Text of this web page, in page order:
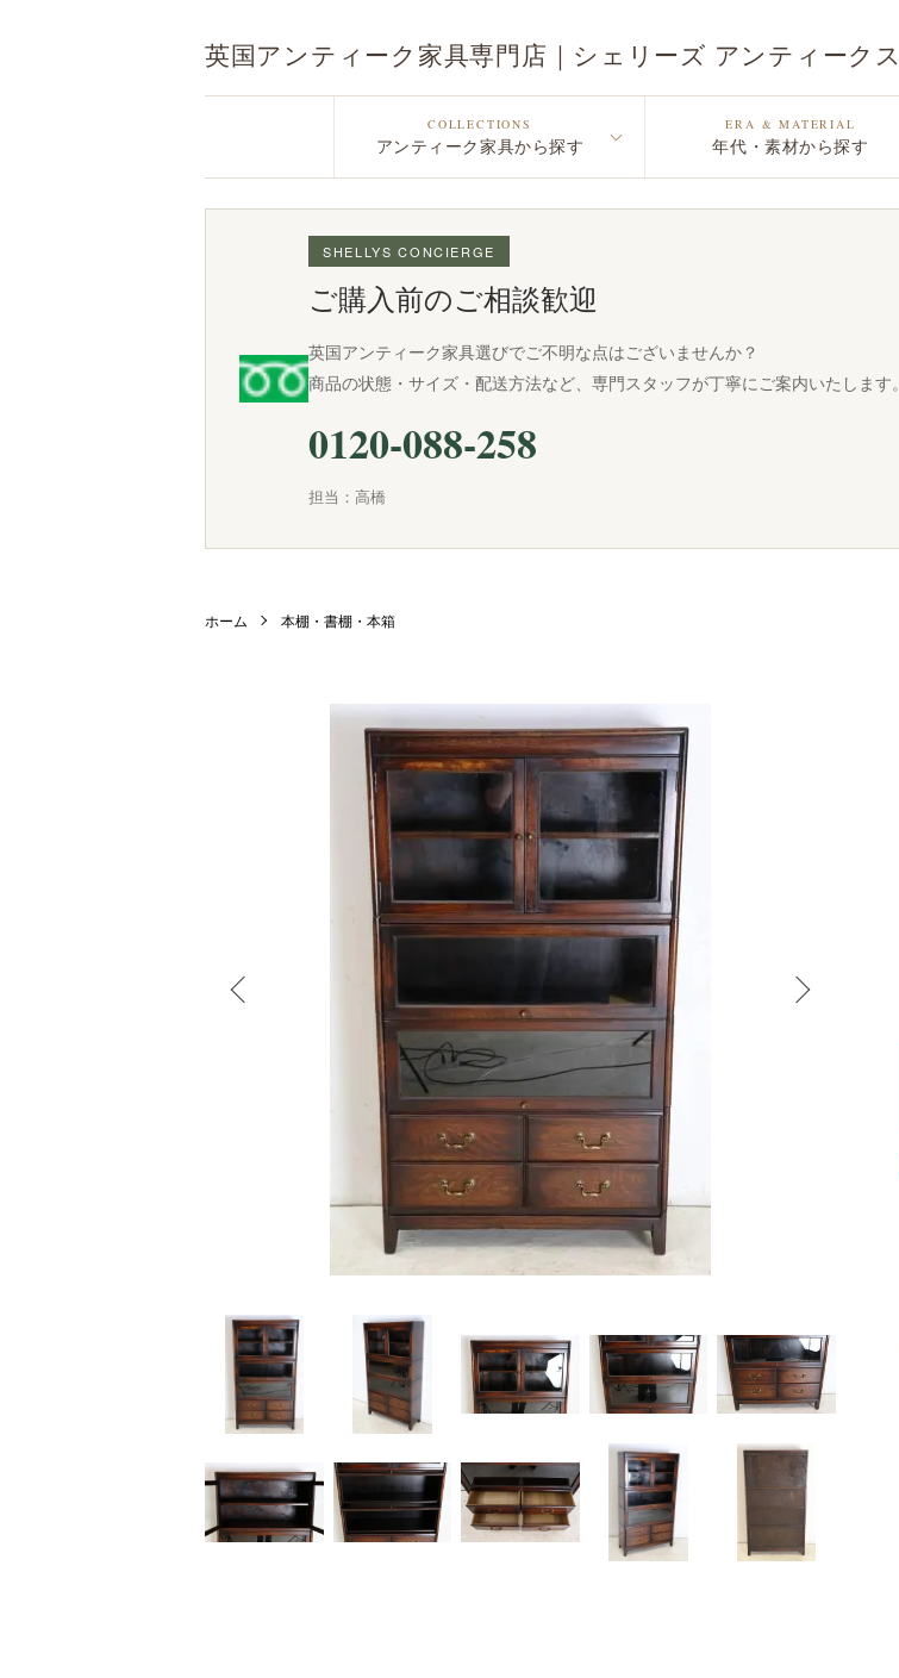
英国アンティーク家具専門店｜シェリーズ アンティークス
COLLECTIONS
アンティーク家具から探す
ERA & MATERIAL
年代・素材から探す
SHELLYS CONCIERGE
ご購入前のご相談歓迎
英国アンティーク家具選びでご不明な点はございませんか？
商品の状態・サイズ・配送方法など、専門スタッフが丁寧にご案内いたします。
0120-088-258
担当：高橋
ホーム 本棚・書棚・本箱